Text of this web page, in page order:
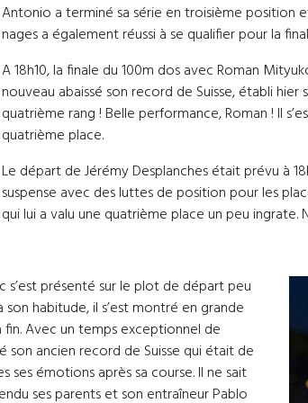
Antonio a terminé sa série en troisième position
nages a également réussi à se qualifier pour la
A 18h10, la finale du 100m dos avec Roman
nouveau abaissé son record de Suisse, établi
quatrième rang ! Belle performance, Roman ! Il
quatrième place.
Le départ de Jérémy Desplanches était prévu à
suspense avec des luttes de position pour les
qui lui a valu une quatrième place un peu
s’est présenté sur le plot de départ peu
habitude, il s’est montré en grande
Avec un temps exceptionnel de
son ancien record de Suisse qui était de
ses émotions après sa course. Il ne sait
ses parents et son entraîneur Pablo